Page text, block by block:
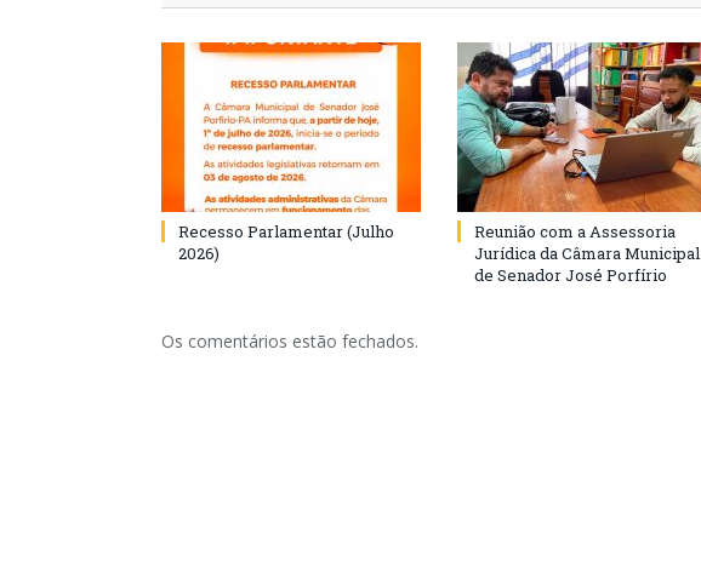
Recesso Parlamentar (Julho
2026)
Reunião com a Assessoria
Jurídica da Câmara Municipal
de Senador José Porfírio
Os comentários estão fechados.